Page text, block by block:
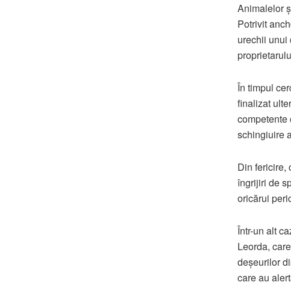
Animalelor
Potrivit
urechii unui
În timpul
finalizat
competente
schingiuire
Din fericire,
îngrijiri de
oricărui
Într-un alt
Leorda,
deșeurilor
care au